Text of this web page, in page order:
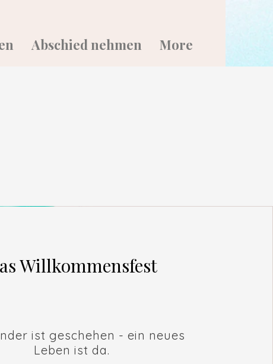
Abschied nehmen More
Willkommensfest
ist geschehen - ein neues
Leben ist da.